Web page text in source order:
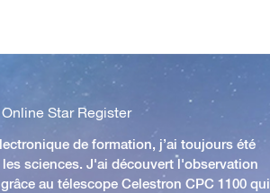
Star Register
de formation, j’ai toujours été
sciences. J'ai découvert l'observation
au télescope Celestron CPC 1100 qui